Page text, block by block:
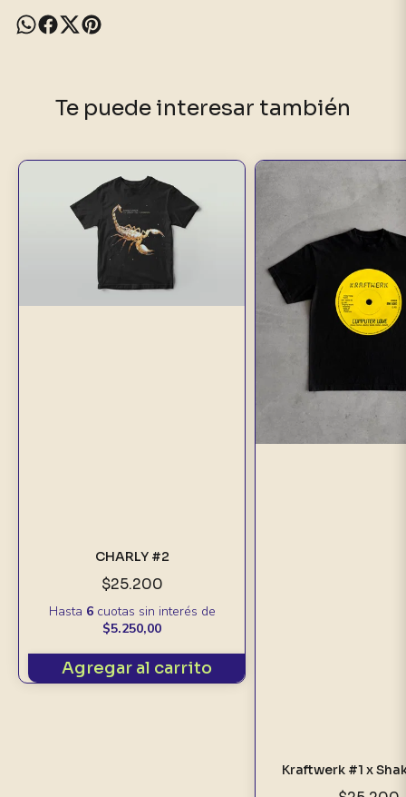
Te puede interesar también
CHARLY #2
$25.200
Hasta 6cuotas sin interés de
$5.250,00
Agregar al carrito
Kraftwerk #1 x